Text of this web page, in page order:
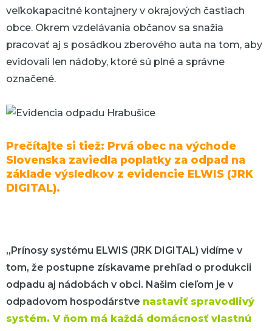
veľkokapacitné kontajnery v okrajových častiach
obce. Okrem vzdelávania občanov sa snažia
pracovať aj s posádkou zberového auta na tom, aby
evidovali len nádoby, ktoré sú plné a správne
označené.
Prečítajte si tiež: Prvá obec na východe
Slovenska zaviedla poplatky za odpad na
základe výsledkov z evidencie ELWIS (JRK
DIGITAL).
„Prínosy systému ELWIS (JRK DIGITAL) vidíme v
tom, že postupne získavame prehľad o produkcii
odpadu aj nádobách v obci. Našim cieľom je v
odpadovom hospodárstve nastaviť spravodlivý
systém. V ňom má každá domácnosť vlastnú